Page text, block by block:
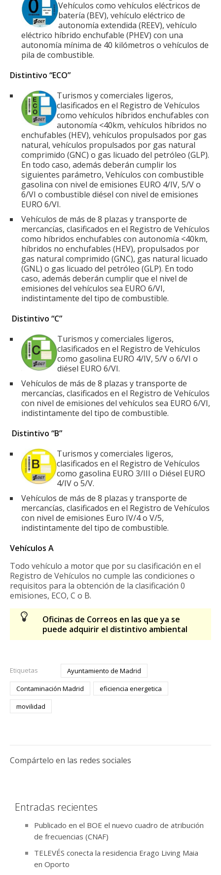
Vehículos como vehículos eléctricos de
batería (BEV), vehículo eléctrico de
autonomía extendida (REEV), vehículo
eléctrico híbrido enchufable (PHEV) con una
autonomía mínima de 40 kilómetros o vehículos de
pila de combustible.
Distintivo “ECO”
Turismos y comerciales ligeros,
clasificados en el Registro de Vehículos
como vehículos híbridos enchufables con
autonomía <40km, vehículos híbridos no
enchufables (HEV), vehículos propulsados por gas
natural, vehículos propulsados por gas natural
comprimido (GNC) o gas licuado del petróleo (GLP).
En todo caso, además deberán cumplir los
siguientes parámetro, Vehículos con combustible
gasolina con nivel de emisiones EURO 4/IV, 5/V o
6/VI o combustible diésel con nivel de emisiones
EURO 6/VI.
Vehículos de más de 8 plazas y transporte de
mercancías, clasificados en el Registro de Vehículos
como híbridos enchufables con autonomía <40km,
híbridos no enchufables (HEV), propulsados por
gas natural comprimido (GNC), gas natural licuado
(GNL) o gas licuado del petróleo (GLP). En todo
caso, además deberán cumplir que el nivel de
emisiones del vehículos sea EURO 6/VI,
indistintamente del tipo de combustible.
Distintivo “C”
Turismos y comerciales ligeros,
clasificados en el Registro de Vehículos
como gasolina EURO 4/IV, 5/V o 6/VI o
diésel EURO 6/VI.
Vehículos de más de 8 plazas y transporte de
mercancías, clasificados en el Registro de Vehículos
con nivel de emisiones del vehículos sea EURO 6/VI,
indistintamente del tipo de combustible.
Distintivo “B”
Turismos y comerciales ligeros,
clasificados en el Registro de Vehículos
como gasolina EURO 3/III o Diésel EURO
4/IV o 5/V.
Vehículos de más de 8 plazas y transporte de
mercancías, clasificados en el Registro de Vehículos
con nivel de emisiones Euro IV/4 o V/5,
indistintamente del tipo de combustible.
Vehículos A
Todo vehículo a motor que por su clasificación en el
Registro de Vehículos no cumple las condiciones o
requisitos para la obtención de la clasificación 0
emisiones, ECO, C o B.
Oficinas de Correos en las que ya se
puede adquirir el distintivo ambiental
Etiquetas
Ayuntamiento de Madrid
Contaminación Madrid
eficiencia energetica
movilidad
Compártelo en las redes sociales
Entradas recientes
Publicado en el BOE el nuevo cuadro de atribución
de frecuencias (CNAF)
TELEVÉS conecta la residencia Erago Living Maia
en Oporto